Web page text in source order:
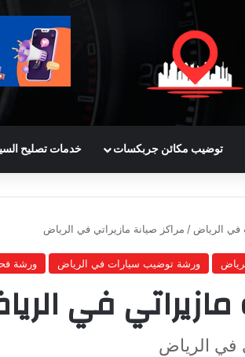
توضيب مكائن جربكسات خدمات تصليح
الرياض / مراكز صيانة مازيراتي في الرياض
ورشة توضيب سيارات في الرياض ورشة
مازيراتي في
في الرياض